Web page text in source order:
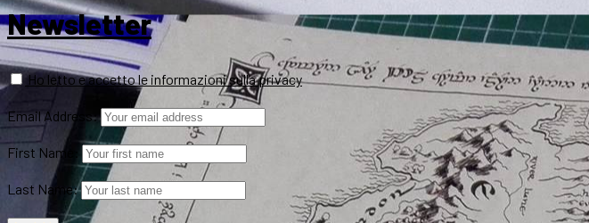
Newsletter
Ho letto e accetto le informazioni sulla privacy
Email Address:
First Name:
Last Name: